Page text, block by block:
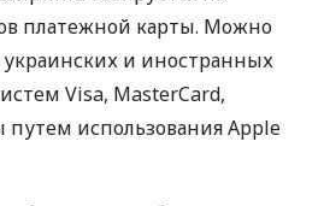
платежной карты. Можно
украинских и иностранных
Visa, MasterCard,
путем использования Apple